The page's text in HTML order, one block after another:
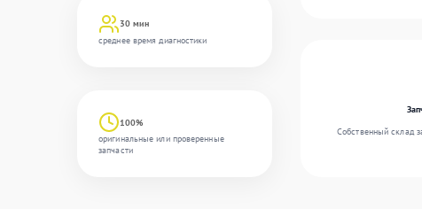
30 мин
среднее время диагностики
100%
оригинальные или проверенные
запчасти
Собственный склад